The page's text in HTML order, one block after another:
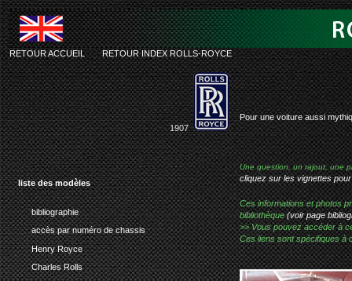
liste des modèles
bibliographie
accès par numéro de chassis
Henry Royce
Charles Rolls
silver-
RETOUR ACCUEIL-RETOUR INDEX ROLLS-ROYCE
1907
Pour une voiture aussi
Une question, un rajout, une
cliquez sur les vignettes
Ces informations et photos
bibliothèque(voir page
>> Vous pouvez accéder à
Ces liens sont spécifiques à